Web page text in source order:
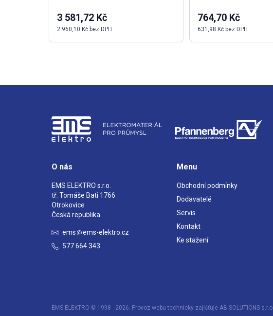
3 581,72 Kč
2 960,10 Kč bez DPH
764,70 Kč
631,98 Kč bez DPH
O nás
EMS ELEKTRO s.r.o.
tř. Tomáše Bati 1766
Otrokovice
Česká republika
ems
ems-elektro.cz
577 664 343
Menu
Obchodní podmínky
Dodavatelé
Servis
Kontakt
Ke stažení
EMS ELEKTRO © 1998 - 2026. Provoz webu technicky zajišťuje AB SOLUTIONS s.r.o.